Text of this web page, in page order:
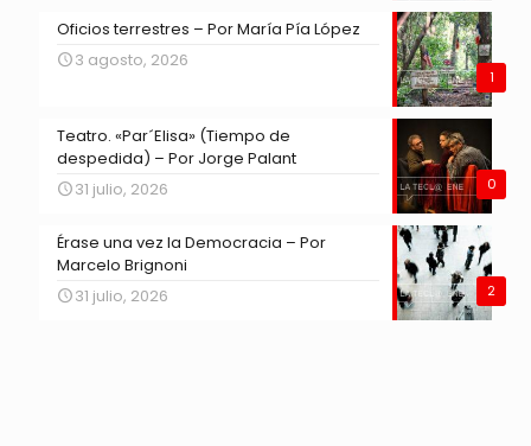
1
Oficios terrestres – Por María Pía López
3 agosto, 2026
0
Teatro. «Par´Elisa» (Tiempo de
despedida) – Por Jorge Palant
31 julio, 2026
2
Érase una vez la Democracia – Por
Marcelo Brignoni
31 julio, 2026